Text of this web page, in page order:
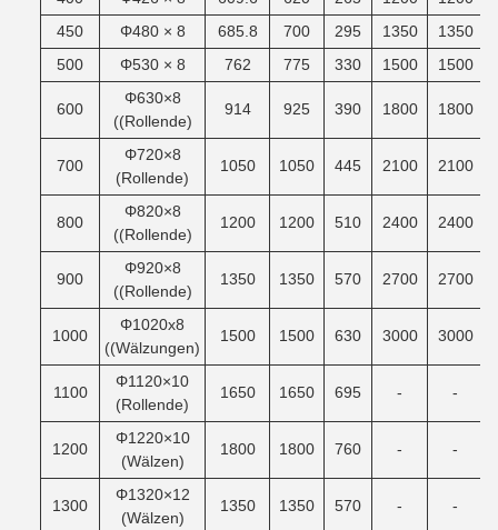
450
Φ480 × 8 685.8 700 295 1350 1350
500
Φ530 × 8 762 775 330 1500 1500
600
Φ630×8
((Rollende)
914 925 390 1800 1800
700
Φ720×8
(Rollende)
1050 1050 445 2100 2100
800
Φ820×8
((Rollende)
1200 1200 510 2400 2400
900
Φ920×8
((Rollende)
1350 1350 570 2700 2700
1000
Φ1020x8
((Wälzungen)
1500 1500 630 3000 3000
1100
Φ1120×10
(Rollende)
1650 1650 695 - -
1200
Φ1220×10
(Wälzen)
1800 1800 760 - -
1300
Φ1320×12
(Wälzen)
1350 1350 570 - -